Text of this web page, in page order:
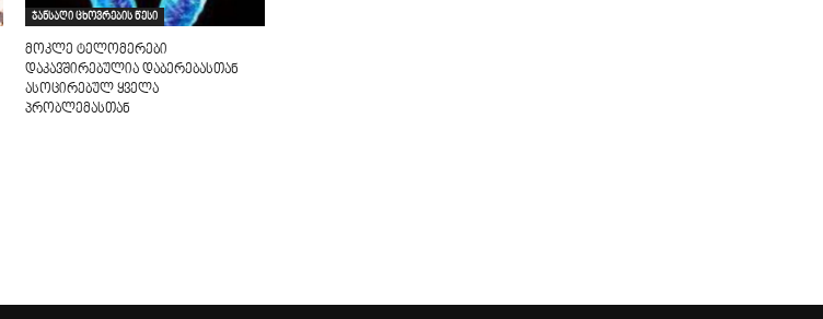
ჯანსაღი ცხოვრების წესი
მოკლე ტელომერები
დაკავშირებულია დაბერებასთან
ასოცირებულ ყველა
პრობლემასთან